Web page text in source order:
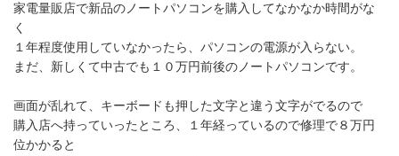
家電量販店で新品のノートパソコンを購入してなかなか時間がな
く
１年程度使用していなかったら、パソコンの電源が入らない。
まだ、新しくて中古でも１０万円前後のノートパソコンです。
画面が乱れて、キーボードも押した文字と違う文字がでるので
購入店へ持っていったところ、１年経っているので修理で８万円
位かかると